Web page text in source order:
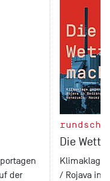
der
Die
Klimaklage
/ Rojava in